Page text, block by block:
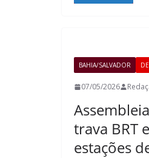
BAHIA/SALVADOR
07/05/2026
trava BRT
estações